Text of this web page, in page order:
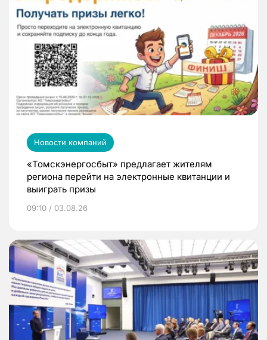
Новости компаний
«Томскэнергосбыт» предлагает жителям
региона перейти на электронные квитанции и
выиграть призы
09:10 / 03.08.26